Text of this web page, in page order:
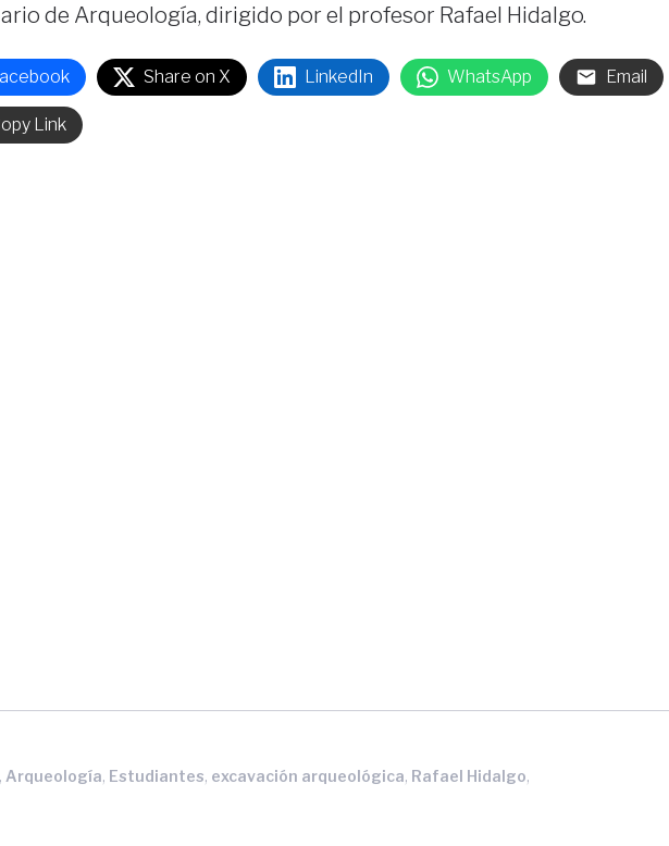
de Arqueología, dirigido por el profesor Rafael Hidalgo.
Share on X LinkedIn WhatsApp Email
Link
,Arqueología, Estudiantes, excavación arqueológica, Rafael Hidalgo,